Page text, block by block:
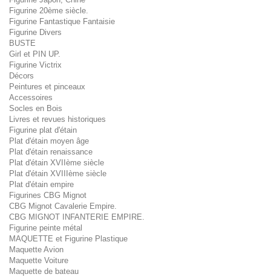
Figurine 20ème siècle.
Figurine Fantastique Fantaisie
Figurine Divers
BUSTE
Girl et PIN UP.
Figurine Victrix
Décors
Peintures et pinceaux
Accessoires
Socles en Bois
Livres et revues historiques
Figurine plat d'étain
Plat d'étain moyen âge
Plat d'étain renaissance
Plat d'étain XVIIème siècle
Plat d'étain XVIIIème siècle
Plat d'étain empire
Figurines CBG Mignot
CBG Mignot Cavalerie Empire.
CBG MIGNOT INFANTERIE EMPIRE.
Figurine peinte métal
MAQUETTE et Figurine Plastique
Maquette Avion
Maquette Voiture
Maquette de bateau